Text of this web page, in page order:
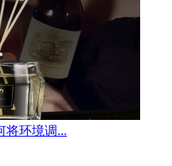
将环境调...